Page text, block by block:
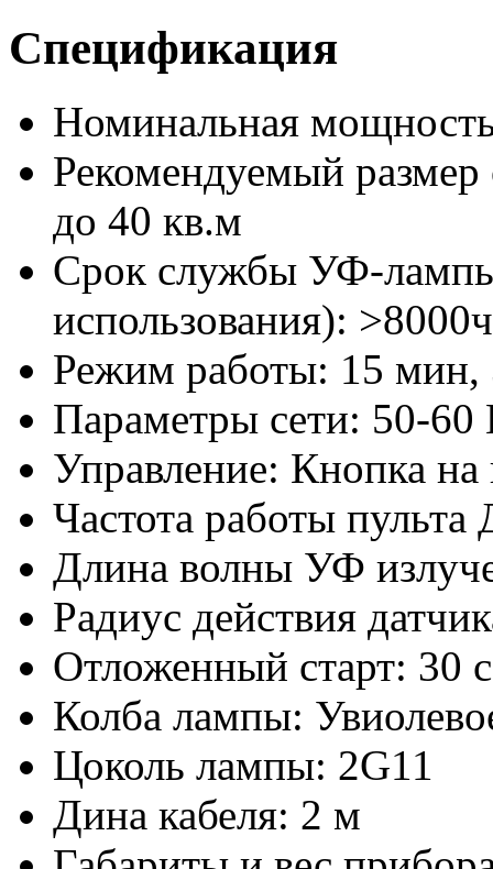
Спецификация
Номинальная
Рекомендуемый
до 40 кв.м
Срок службы УФ-
использования): >8000ч
Режим работы: 15
Параметры сети: 50-
Управление: Кнопка
Частота работы
Длина волны УФ
Радиус действия
Отложенный старт: 30
Колба лампы:
Цоколь лампы: 2G11
Дина кабеля: 2 м